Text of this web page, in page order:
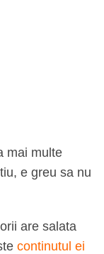
mai multe
e greu sa nu
are salata
continutul ei